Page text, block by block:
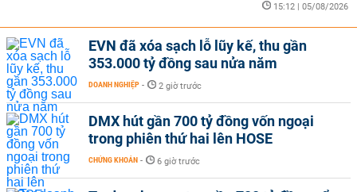
15:12 | 05/08/2026
EVN đã xóa sạch lỗ lũy kế, thu gần
353.000 tỷ đồng sau nửa năm
DOANH NGHIỆP - 2 giờ trước
DMX hút gần 700 tỷ đồng vốn ngoại
trong phiên thứ hai lên HOSE
CHỨNG KHOÁN - 6 giờ trước